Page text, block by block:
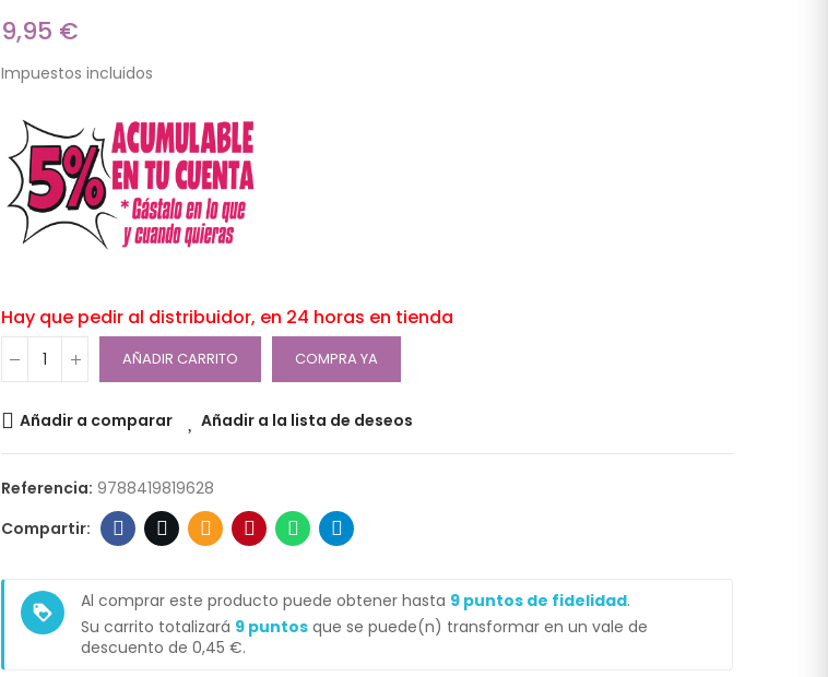
9,95 €
Impuestos incluidos
Hay que pedir al distribuidor, en 24 horas en tienda
AÑADIR CARRITO COMPRA YA
Añadir a comparar Añadir a la lista de deseos
Referencia: 9788419819628
loyalty
Al comprar este producto puede obtener hasta 9 puntos de fidelidad.
Su carrito totalizará 9 puntos que se puede(n) transformar en un vale de
descuento de 0,45 €.